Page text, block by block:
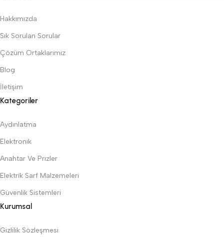
Hakkımızda
Sık Sorulan Sorular
Çözüm Ortaklarımız
Blog
İletişim
Kategoriler
Aydınlatma
Elektronik
Anahtar Ve Prizler
Elektrik Sarf Malzemeleri
Güvenlik Sistemleri
Kurumsal
Gizlilik Sözleşmesi